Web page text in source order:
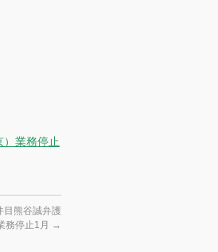
）業務停止
目熊谷誠弁護
停止1月 →